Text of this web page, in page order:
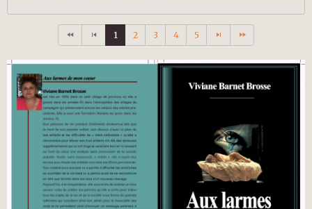
1 2 3 4 5